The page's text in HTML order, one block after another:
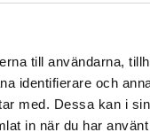
till användarna,
identifierare och
med. Dessa kan i
in när du har